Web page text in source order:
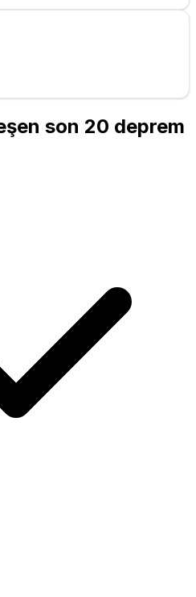
son 20 deprem